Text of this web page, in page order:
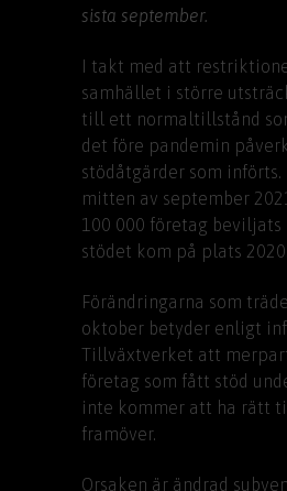
sista september.
I takt med att
samhället i större
till ett normaltillstånd
det före pandemin
stödåtgärder som införts.
mitten av september
100 000 företag beviljats
stödet kom på plats 2020.
Förändringarna som
oktober betyder enligt
Tillväxtverket att
företag som fått stöd
inte kommer att ha rätt
framöver.
Orsaken är ändrad